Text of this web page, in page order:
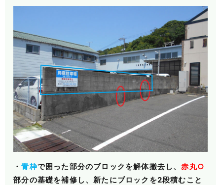
・青枠で囲った部分のブロックを解体撤去し、赤丸○
部分の基礎を補修し、新たにブロックを2段積むこと